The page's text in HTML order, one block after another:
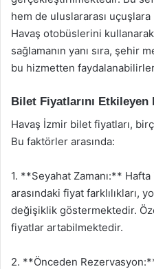
hem de uluslararası
Havaş otobüslerini kullanarak
sağlamanın yanı sıra, şehir
bu hizmetten
Bilet Fiyatlarını Etkileyen
Havaş İzmir bilet fiyatları,
Bu faktörler arasında:
1. **Seyahat Zamanı:**
arasındaki fiyat farklılıkları,
değişiklik göstermektedir.
fiyatlar artabilmektedir.
2. **Önceden